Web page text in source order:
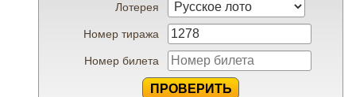
Лотерея
Номер тиража
Номер билета
ПРОВЕРИТЬ